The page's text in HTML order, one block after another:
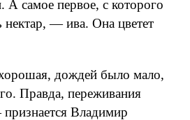
А самое первое, с которого
нектар, — ива. Она цветет
дождей было мало,
Правда, переживания
Владимир